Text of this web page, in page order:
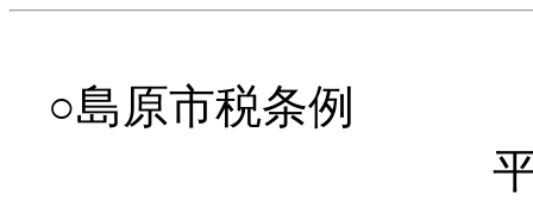
○島原市税条例